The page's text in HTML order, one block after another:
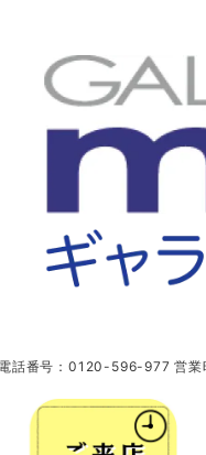
話番号：0120-596-977 営